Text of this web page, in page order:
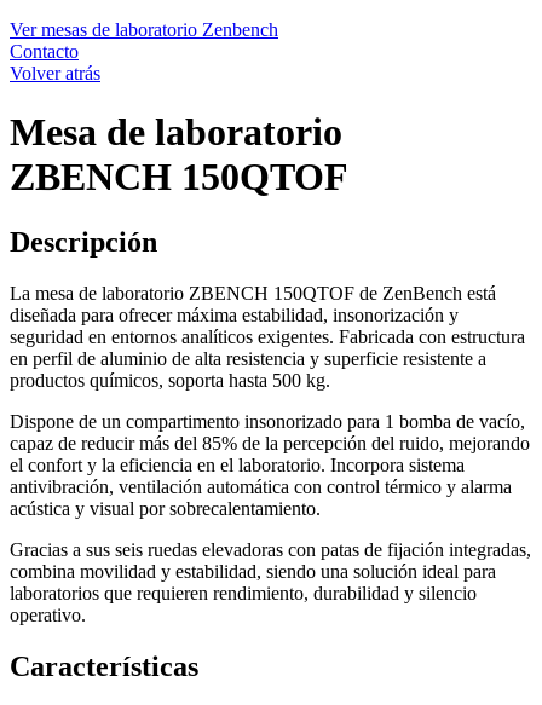
Ver mesas de laboratorio Zenbench
Contacto
Volver atrás
Mesa de laboratorio
ZBENCH 150QTOF
Descripción
La mesa de laboratorio ZBENCH 150QTOF de ZenBench está
diseñada para ofrecer máxima estabilidad, insonorización y
seguridad en entornos analíticos exigentes. Fabricada con estructura
en perfil de aluminio de alta resistencia y superficie resistente a
productos químicos, soporta hasta 500 kg.
Dispone de un compartimento insonorizado para 1 bomba de vacío,
capaz de reducir más del 85% de la percepción del ruido, mejorando
el confort y la eficiencia en el laboratorio. Incorpora sistema
antivibración, ventilación automática con control térmico y alarma
acústica y visual por sobrecalentamiento.
Gracias a sus seis ruedas elevadoras con patas de fijación integradas,
combina movilidad y estabilidad, siendo una solución ideal para
laboratorios que requieren rendimiento, durabilidad y silencio
operativo.
Características